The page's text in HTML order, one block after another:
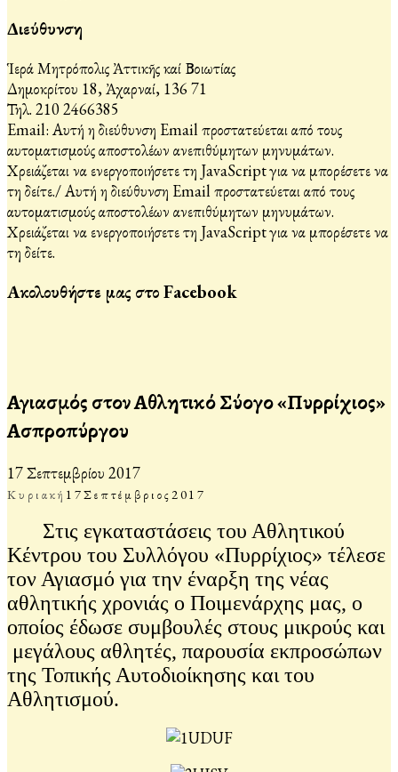
Διεύθυνση
Ἱερά Μητρόπολις Ἀττικῆς καί Βοιωτίας
Δημοκρίτου 18, Ἀχαρναί, 136 71
Τηλ. 210 2466385
Email: Αυτή η διεύθυνση Email προστατεύεται από τους
αυτοματισμούς αποστολέων ανεπιθύμητων μηνυμάτων.
Χρειάζεται να ενεργοποιήσετε τη JavaScript για να μπορέσετε να
τη δείτε./Αυτή η διεύθυνση Email προστατεύεται από τους
αυτοματισμούς αποστολέων ανεπιθύμητων μηνυμάτων.
Χρειάζεται να ενεργοποιήσετε τη JavaScript για να μπορέσετε να
τη δείτε.
Ακολουθήστε μας στο Facebook
Αγιασμός στον Αθλητικό Σύλλογο «Πυρρίχιος»
Ασπροπύργου
17 Σεπτεμβρίου 2017
Κυριακή 17Σεπτέμβριος2017
Στις εγκαταστάσεις του Αθλητικού
Κέντρου του Συλλόγου «Πυρρίχιος» τέλεσε
τον Αγιασμό για την έναρξη της νέας
αθλητικής χρονιάς ο Ποιμενάρχης μας, ο
οποίος έδωσε συμβουλές στους μικρούς και
μεγάλους αθλητές, παρουσία εκπροσώπων
της Τοπικής Αυτοδιοίκησης και του
Αθλητισμού.